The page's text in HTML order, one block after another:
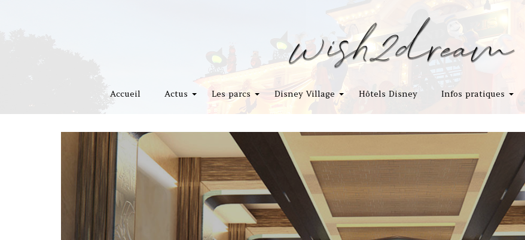
Accueil Actus Les parcs Disney Village Hôtels Disney Infos pratiques